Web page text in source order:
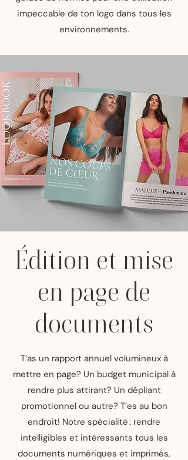
impeccable de ton logo dans tous les
environnements.
Édition et mise
en page de
documents
T’as un rapport annuel volumineux à
mettre en page? Un budget municipal à
rendre plus attirant? Un dépliant
promotionnel ou autre? T’es au bon
endroit! Notre spécialité : rendre
intelligibles et intéressants tous les
documents numériques et imprimés,